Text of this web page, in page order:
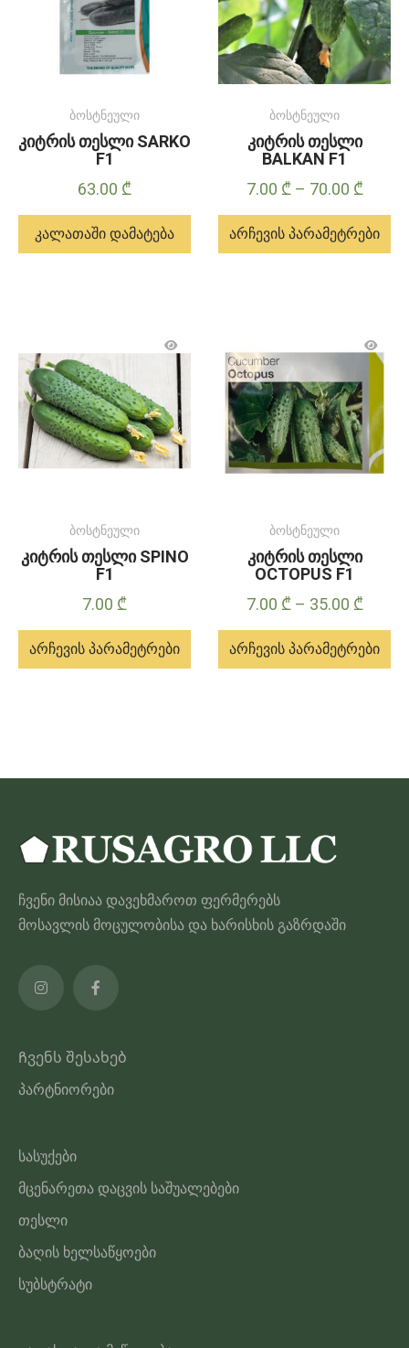
ბოსტნეული
კიტრის თესლი SARKO
F1
63.00 ₾
კალათაში დამატება
ბოსტნეული
კიტრის თესლი
BALKAN F1
7.00 ₾ – 70.00 ₾Price
range:
7.00 ₾
არჩევის პარამეტრები
მრავალი
ვარიანტი.
ვარიანტები
შეიძლება
შეირჩეს
პროდუქტის
ბოსტნეული
კიტრის თესლი SPINO
F1
7.00 ₾
არჩევის პარამეტრები
შეიძლება
შეირჩეს
გვერდზე
ბოსტნეული
კიტრის თესლი
OCTOPUS F1
7.00 ₾ – 35.00 ₾Price
range:
7.00 ₾
არჩევის პარამეტრები
შეიძლება
შეირჩეს
ჩვენი მისიაა დავეხმაროთ ფერმერებს
მოსავლის მოცულობისა და ხარისხის გაზრდაში
Ჩვენს შესახებ
პარტნიორები
სასუქები
მცენარეთა დაცვის საშუალებები
თესლი
ბაღის ხელსაწყოები
სუბსტრატი